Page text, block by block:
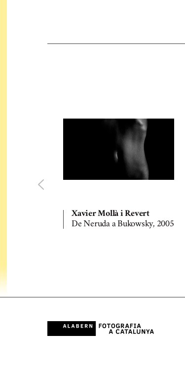
Xavier Mollà i Revert
De Neruda a Bukowsky, 2005